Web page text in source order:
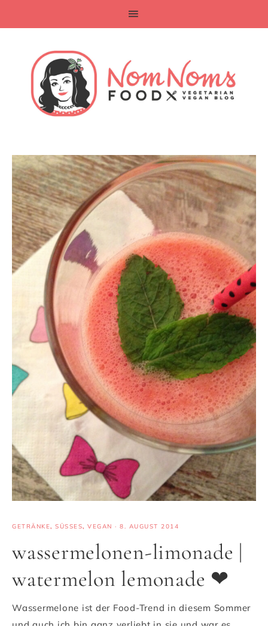
GETRÄNKE, SÜSSES , VEGAN · 8. AUGUST 2014
wassermelonen-limonade |
watermelon lemonade ❤
Wassermelone ist der Food-Trend in diesem Sommer